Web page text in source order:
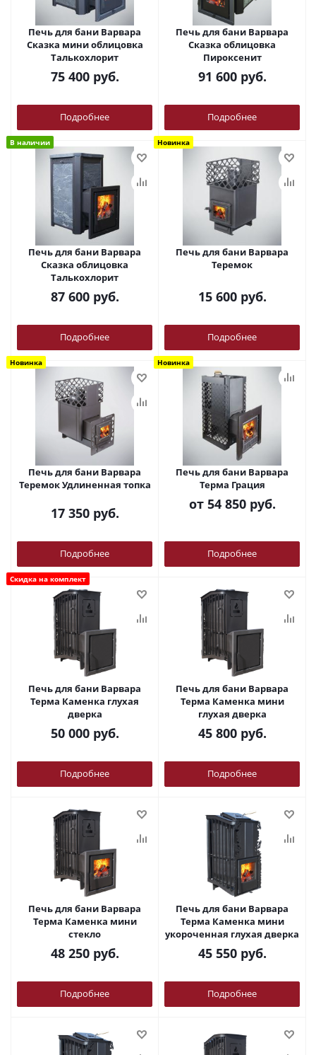
Печь для бани Варвара
Сказка мини облицовка
Талькохлорит
75 400руб.
Подробнее
Печь для бани Варвара
Сказка облицовка
Пироксенит
91 600руб.
Подробнее
В наличии
Печь для бани Варвара
Сказка облицовка
Талькохлорит
87 600руб.
Подробнее
Новинка
Печь для бани Варвара
Теремок
15 600руб.
Подробнее
Новинка
Печь для бани Варвара
Теремок Удлиненная топка
17 350руб.
Подробнее
Новинка
Печь для бани Варвара
Терма Грация
от 54 850 руб.
Подробнее
Скидка на комплект
Печь для бани Варвара
Терма Каменка глухая
дверка
50 000руб.
Подробнее
Печь для бани Варвара
Терма Каменка мини
глухая дверка
45 800руб.
Подробнее
Печь для бани Варвара
Терма Каменка мини
стекло
48 250руб.
Подробнее
Печь для бани Варвара
Терма Каменка мини
укороченная глухая дверка
45 550руб.
Подробнее